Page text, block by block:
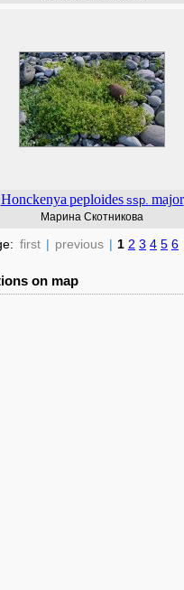
Honckenya peploides ssp. major
Марина Скотникова
first | previous | 1 2 3 4 5 6
on map